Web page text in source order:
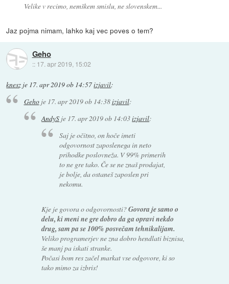
Velike v recimo, nemškem smislu, ne slovenskem...
Jaz pojma nimam, lahko kaj vec poves o tem?
Geho
:: 17. apr 2019, 15:02
knesz je 17. apr 2019 ob 14:57izjavil:
Gehoje 17. apr 2019 ob 14:38izjavil:
AndyS je 17. apr 2019 ob 14:03izjavil:
Saj je očitno, on hoče imeti
odgovornost zaposlenega in neto
prihodke poslovneža. V 99% primerih
to ne gre tako. Če se ne znaš prodajat,
je bolje, da ostaneš zaposlen pri
nekomu.
Kje je govora o odgovornosti?Govora je samo o
delu, ki meni ne gre dobro da ga opravi nekdo
drug, sam pa se 100% posvečam tehnikalijam.
Veliko programerjev ne zna dobro hendlati biznisa,
še manj pa iskati stranke.
Počasi bom res začel markat vse odgovore, ki so
tako mimo za izbris!